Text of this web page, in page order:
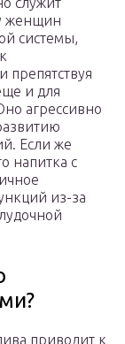
женщин
системы,
препятствуя
и для
агрессивно
Если же
напитка с
из-за
приводит к